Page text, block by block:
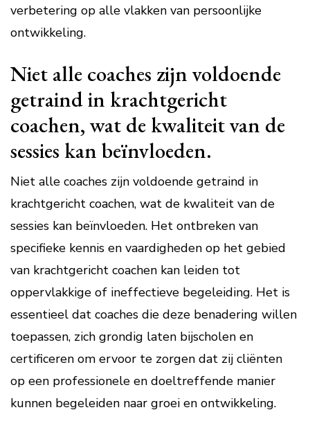
verbetering op alle vlakken van persoonlijke
ontwikkeling.
Niet alle coaches zijn voldoende
getraind in krachtgericht
coachen, wat de kwaliteit van de
sessies kan beïnvloeden.
Niet alle coaches zijn voldoende getraind in
krachtgericht coachen, wat de kwaliteit van de
sessies kan beïnvloeden. Het ontbreken van
specifieke kennis en vaardigheden op het gebied
van krachtgericht coachen kan leiden tot
oppervlakkige of ineffectieve begeleiding. Het is
essentieel dat coaches die deze benadering willen
toepassen, zich grondig laten bijscholen en
certificeren om ervoor te zorgen dat zij cliënten
op een professionele en doeltreffende manier
kunnen begeleiden naar groei en ontwikkeling.